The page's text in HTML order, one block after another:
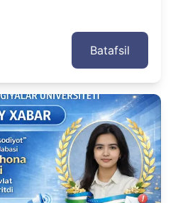
Batafsil